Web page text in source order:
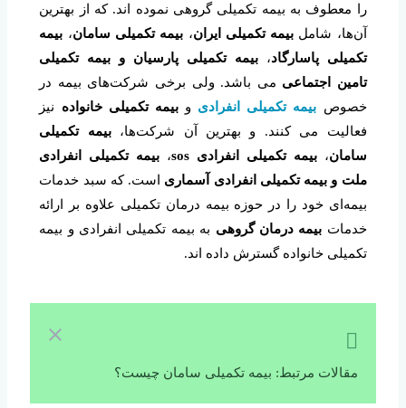
را معطوف به بیمه تکمیلی گروهی نموده اند. که از بهترین
آن‌ها، شامل بیمه تکمیلی ایران، بیمه تکمیلی سامان، بیمه
تکمیلی پاسارگاد،بیمه تکمیلی پارسیان و بیمه تکمیلی
تامین اجتماعی می باشد. ولی برخی شرکت‌های بیمه در
خصوص بیمه تکمیلی انفرادی وبیمه تکمیلی خانواده نیز
فعالیت می کنند. و بهترین آن شرکت‌ها،بیمه تکمیلی
سامان،بیمه تکمیلی انفرادی sos ، بیمه تکمیلی انفرادی
ملت و بیمه تکمیلی انفرادی آسماری است. که سبد خدمات
بیمه‌ای خود را در حوزه بیمه درمان تکمیلی علاوه بر ارائه
خدمات بیمه درمان گروهی به بیمه تکمیلی انفرادی و بیمه
تکمیلی خانواده گسترش داده اند.
مقالات مرتبط: بیمه تکمیلی سامان چیست؟